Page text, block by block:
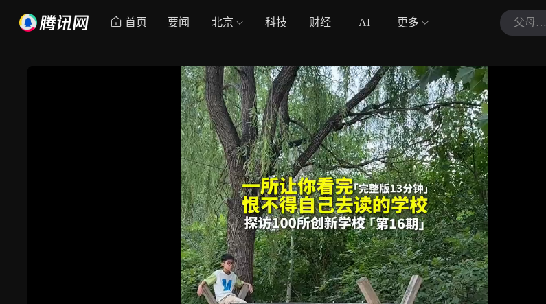
首页 要闻 北京 科技 财经 AI 更多 父母进行时